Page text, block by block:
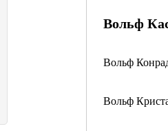
Вольф
Вольф
Вольф